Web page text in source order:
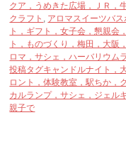
開
き
ま
す)
クア，うめきた広場，ＪＲ，
クラフト , アロマスイーツバス
ト，ギフト，女子会，懇親会
ト，ものづくり，梅田，大阪
ロマ，サシェ，ハーバリウム
投稿タグキャンドルナイト，
ロント，体験教室，駅ちか，
カルランプ，サシェ，ジェル
親子で